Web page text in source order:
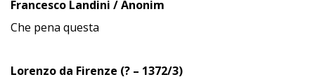
Francesco Landini / Anonim
Che pena questa
Lorenzo da Firenze (? – 1372/3)